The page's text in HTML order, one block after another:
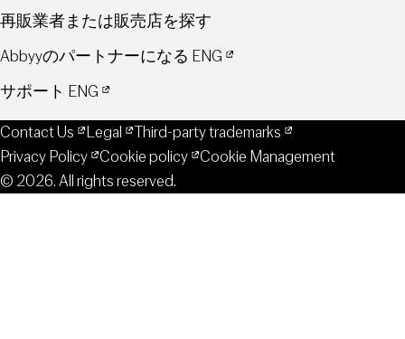
再販業者または販売店を探す
Abbyyのパートナーになる ENG
サポート ENG
Contact Us Legal
Third-party trademarks
Privacy Policy
Cookie policy
Cookie Management
© 2026. All rights reserved.